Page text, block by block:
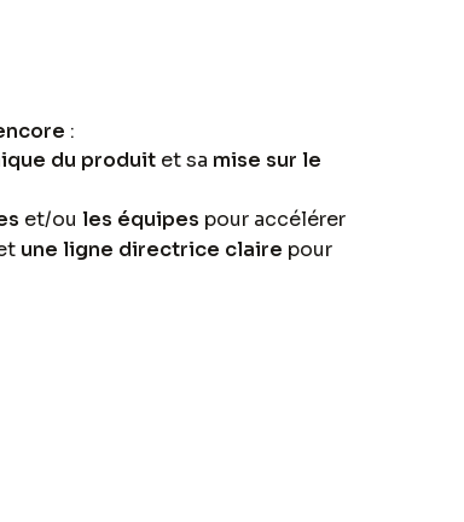
:
du produitet sa mise sur le
et/ou les équipes pour accélérer
une ligne directrice claire pour